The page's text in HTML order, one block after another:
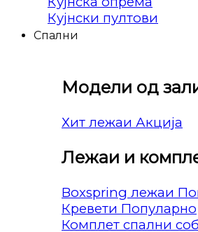
Кујнски пултови
Спални
Модели од
Хит лежаи
Лежаи и
Boxspring лежаи
Кревети
Комплет спални